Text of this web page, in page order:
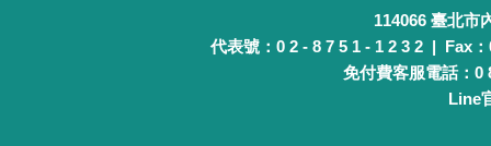
114066 臺北市
代表號：0 2 - 8 7 5 1 - 1 2 3 2 | Fax
免付費客服電話：0
Line